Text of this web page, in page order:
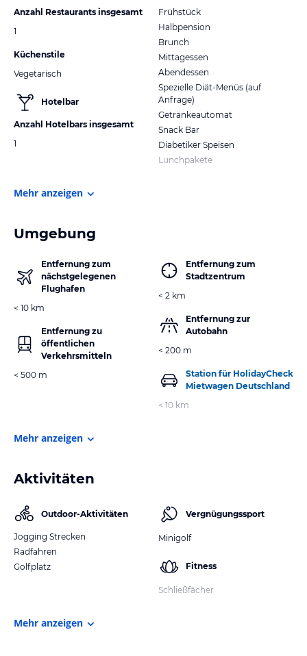
Anzahl Restaurants insgesamt
1
Küchenstile
Vegetarisch
Hotelbar
Anzahl Hotelbars insgesamt
1
Frühstück
Halbpension
Brunch
Mittagessen
Abendessen
Spezielle Diät-Menüs (auf
Anfrage)
Getränkeautomat
Snack Bar
Diabetiker Speisen
Lunchpakete
Mehr anzeigen
Umgebung
Entfernung zum
nächstgelegenen
Flughafen
< 10 km
Entfernung zu
öffentlichen
Verkehrsmitteln
< 500 m
Entfernung zum
Stadtzentrum
< 2 km
Entfernung zur
Autobahn
< 200 m
Station für HolidayCheck
Mietwagen Deutschland
< 10 km
Mehr anzeigen
Aktivitäten
Outdoor-Aktivitäten
Jogging Strecken
Radfahren
Golfplatz
Vergnügungssport
Minigolf
Fitness
Schließfächer
Mehr anzeigen